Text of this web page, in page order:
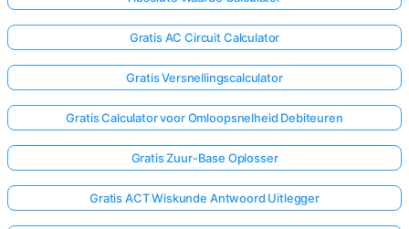
Gratis AC Circuit Calculator
Gratis Versnellingscalculator
Gratis Calculator voor Omloopsnelheid Debiteuren
Gratis Zuur-Base Oplosser
Gratis ACT Wiskunde Antwoord Uitlegger